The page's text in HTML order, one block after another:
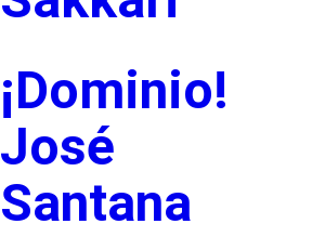
¡Dominio!
José
Santana